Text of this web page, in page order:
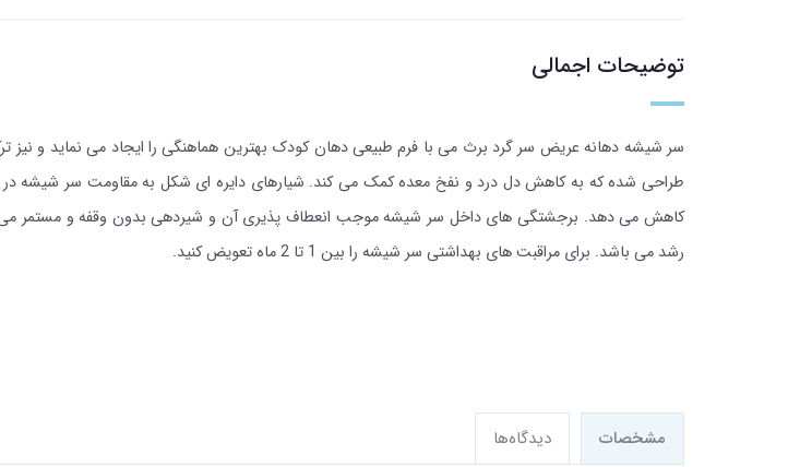
توضیحات اجمالی
سر شیشه دهانه عریض سر گرد برث می با فرم طبیعی دهان کودک بهترین هماهنگی را ایجاد می نماید و
طراحی شده که به کاهش دل درد و نفخ معده کمک می کند. شیارهای دایره ای شکل به مقاومت سر شیشه
کاهش می دهد. برجشتگی های داخل سر شیشه موجب انعطاف پذیری آن و شیردهی بدون وقفه و مستمر می
رشد می باشد. برای مراقبت های بهداشتی سر شیشه را بین 1 تا 2 ماه تعویض کنید.
مشخصات دیدگاه‌ها